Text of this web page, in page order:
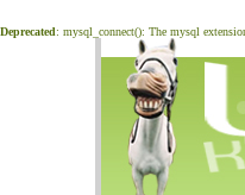
Deprecated: mysql_connect(): The mysql